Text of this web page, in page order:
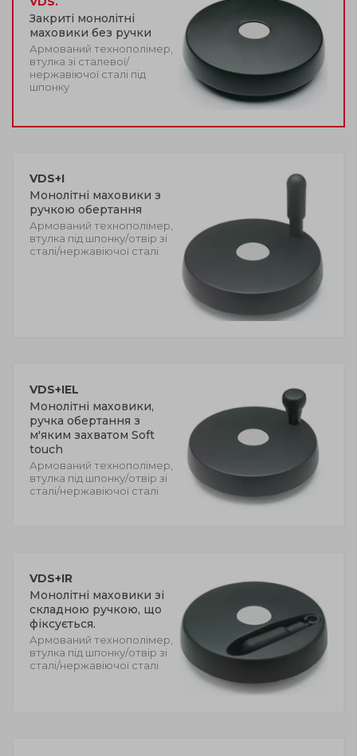
Закриті монолітні
маховики без ручки
Армований технополімер,
втулка зі сталевої/
нержавіючої сталі під
шпонку
VDS+I
Монолітні маховики з
ручкою обертання
Армований технополімер,
втулка під шпонку/отвір зі
сталі/нержавіючої сталі
VDS+IEL
Монолітні маховики,
ручка обертання з
м'яким захватом Soft
touch
Армований технополімер,
втулка під шпонку/отвір зі
сталі/нержавіючої сталі
VDS+IR
Монолітні маховики зі
складною ручкою, що
фіксується.
Армований технополімер,
втулка під шпонку/отвір зі
сталі/нержавіючої сталі